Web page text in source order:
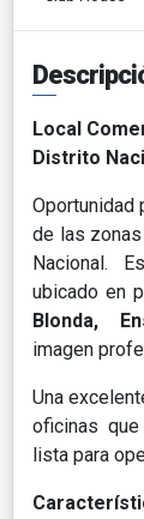
Local
Distrito
Oportunidad
de las
Nacional.
ubicado en
Blonda,
imagen
Una
oficinas
lista para